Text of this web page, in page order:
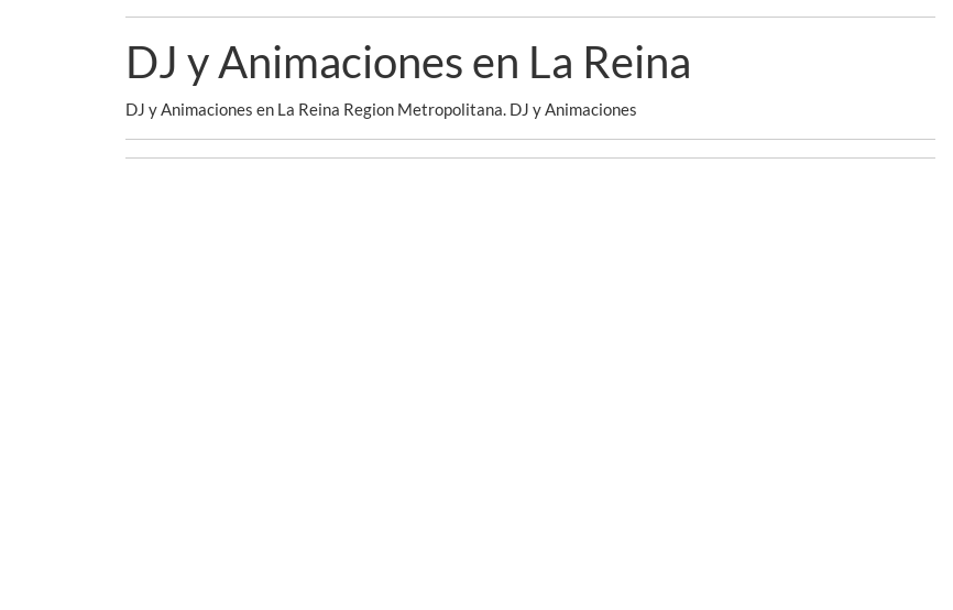
DJ y Animaciones en La Reina
DJ y Animaciones en La Reina Region Metropolitana. DJ y Animaciones